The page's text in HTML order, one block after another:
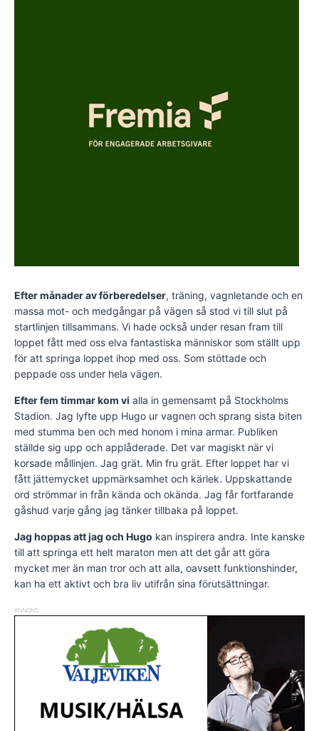
Efter månader av förberedelser, träning, vagnletande och en
massa mot- och medgångar på vägen så stod vi till slut på
startlinjen tillsammans. Vi hade också under resan fram till
loppet fått med oss elva fantastiska människor som ställt upp
för att springa loppet ihop med oss. Som stöttade och
peppade oss under hela vägen.
Efter fem timmar kom vi alla in gemensamt på Stockholms
Stadion. Jag lyfte upp Hugo ur vagnen och sprang sista biten
med stumma ben och med honom i mina armar. Publiken
ställde sig upp och applåderade. Det var magiskt när vi
korsade mållinjen. Jag grät. Min fru grät. Efter loppet har vi
fått jättemycket uppmärksamhet och kärlek. Uppskattande
ord strömmar in från kända och okända. Jag får fortfarande
gåshud varje gång jag tänker tillbaka på loppet.
Jag hoppas att jag och Hugo kan inspirera andra. Inte kanske
till att springa ett helt maraton men att det går att göra
mycket mer än man tror och att alla, oavsett funktionshinder,
kan ha ett aktivt och bra liv utifrån sina förutsättningar.
ANNONS